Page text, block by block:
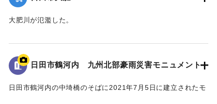
大肥川が氾濫した。
｜固有コード:01203025
日田市鶴河内 九州北部豪雨災害モニュメント
日田市鶴河内の中埼橋のそばに2021年7月5日に建立されたモ